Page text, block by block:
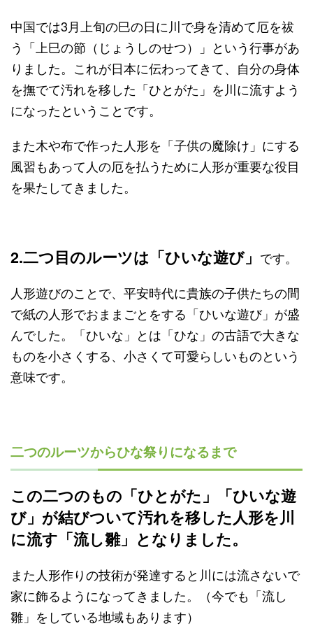
中国では3月上旬の巳の日に川で身を清めて厄を祓
う「上巳の節（じょうしのせつ）」という行事があ
りました。これが日本に伝わってきて、自分の身体
を撫でて汚れを移した「ひとがた」を川に流すよう
になったということです。
また木や布で作った人形を「子供の魔除け」にする
風習もあって人の厄を払うために人形が重要な役目
を果たしてきました。
2.二つ目のルーツは「ひいな遊び」 です。
人形遊びのことで、平安時代に貴族の子供たちの間
で紙の人形でおままごとをする「ひいな遊び」が盛
んでした。「ひいな」とは「ひな」の古語で大きな
ものを小さくする、小さくて可愛らしいものという
意味です。
二つのルーツからひな祭りになるまで
この二つのもの「ひとがた」「ひいな遊
び」が結びついて汚れを移した人形を川
に流す「流し雛」となりました。
また人形作りの技術が発達すると川には流さないで
家に飾るようになってきました。（今でも「流し
雛」をしている地域もあります）